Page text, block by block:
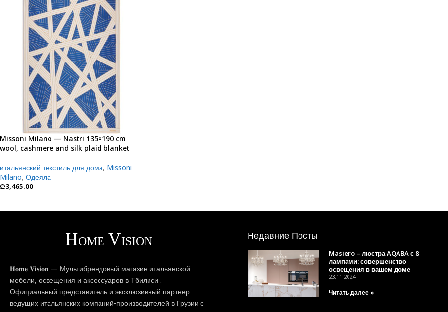
Missoni Milano — Nastri 135×190 cm
wool, cashmere and silk plaid blanket
итальянский текстиль для дома, Missoni
Milano, Одеяла
₾3,465.00
𝐇𝐨𝐦𝐞 𝐕𝐢𝐬𝐢𝐨𝐧 — Мультибрендовый магазин итальянской
мебели, освещения и аксессуаров в Тбилиси .
Официальный представитель и эксклюзивный партнер
ведущих итальянских компаний-производителей в Грузии с
Недавние Посты
Masiero – люстра AQABA с 8
лампами: совершенство
освещения в вашем доме
23.11.2024
Читать далее »